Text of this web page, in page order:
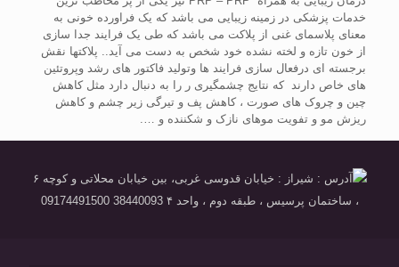
خدمات پزشکی در زمینه زیبایی می باشد که یک فراورده خونی به
معنای پلاسمای غنی از پلاکت می باشد که طی یک فرایند جدا سازی
از خون تازه و لخته نشده خود شخص به دست می آید.. پلاکتها نقش
برجسته ای درفعال سازی فرایند ها وتولید فاکتور های رشد وپروتئین
های خاص دارند که نتایج چشمگیری ر را به دنبال دارد مثل کاهش
چین و چروک های صورت ، کاهش پف و تیرگی زیر چشم و کاهش
ریزش مو و تفویت موهای نازک و شکننده و ….
آدرس : شیراز : خیابان قدوسی غربی، بین خیابان محلاتی و کوچه ۶
، ساختمان پرسیس ، طبقه دوم ، واحد ۴ 38440093 09174491500